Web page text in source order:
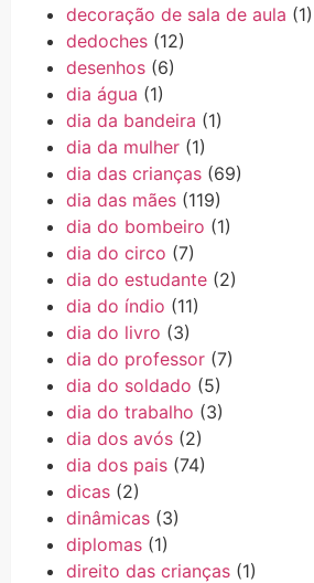
decoração de sala de aula (1)
dedoches (12)
desenhos (6)
dia água (1)
dia da bandeira (1)
dia da mulher (1)
dia das crianças (69)
dia das mães (119)
dia do bombeiro (1)
dia do circo (7)
dia do estudante (2)
dia do índio (11)
dia do livro (3)
dia do professor (7)
dia do soldado (5)
dia do trabalho (3)
dia dos avós (2)
dia dos pais (74)
dicas (2)
dinâmicas (3)
diplomas (1)
direito das crianças (1)